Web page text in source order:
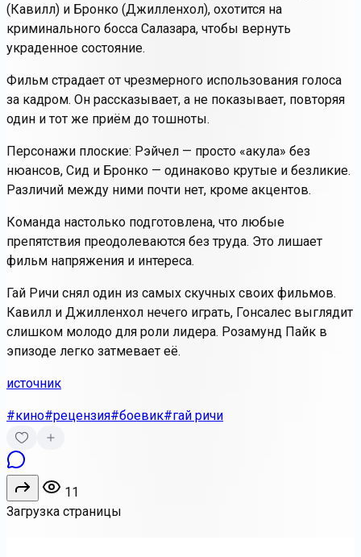
(Кавилл) и Бронко (Джилленхол), охотится на
криминального босса Салазара, чтобы вернуть
украденное состояние.
Фильм страдает от чрезмерного использования голоса
за кадром. Он рассказывает, а не показывает, повторяя
один и тот же приём до тошноты.
Персонажи плоские: Рэйчел — просто «акула» без
нюансов, Сид и Бронко — одинаково крутые и безликие.
Различий между ними почти нет, кроме акцентов.
Команда настолько подготовлена, что любые
препятствия преодолеваются без труда. Это лишает
фильм напряжения и интереса.
Гай Ричи снял один из самых скучных своих фильмов.
Кавилл и Джилленхол нечего играть, Гонсалес выглядит
слишком молодо для роли лидера. Розамунд Пайк в
эпизоде легко затмевает её.
источник
#кино#рецензия#боевик#гай ричи
11
Загрузка страницы